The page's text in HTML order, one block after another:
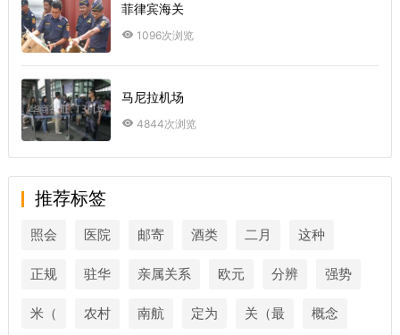
菲律宾海关
1096次浏览
马尼拉机场
4844次浏览
推荐标签
照会 医院 邮寄 酒类 二月 这种
正规 驻华 亲属关系 欧元 分辨 强势
米（ 农村 南航 定为 关（最 概念